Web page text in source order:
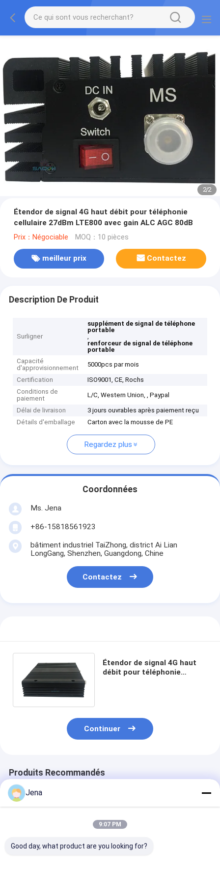
2/2
Étendor de signal 4G haut débit pour téléphonie
cellulaire 27dBm LTE800 avec gain ALC AGC 80dB
Prix：Négociable MOQ：10 pièces
meilleur prix Contactez
Description De Produit
Surligner
supplément de signal de téléphone
portable
,
renforceur de signal de téléphone
portable
Capacité
d'approvisionnement
5000pcs par mois
Certification
ISO9001, CE, Rochs
Conditions de
paiement
L/C, Western Union, , Paypal
Délai de livraison
3 jours ouvrables après paiement reçu
Détails d'emballage
Carton avec la mousse de PE
Regardez plus
Coordonnées
Ms. Jena
+86-15818561923
bâtiment industriel TaiZhong, district Ai Lian
LongGang, Shenzhen, Guangdong, Chine
Contactez
Étendor de signal 4G haut
débit pour téléphonie
Continuer
Produits Recommandés
Jena
9:07 PM
Good day, what product are you looking for?